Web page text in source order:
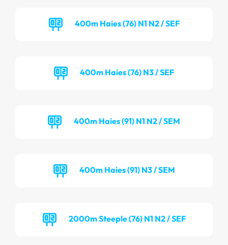
400m Haies (76) N1 N2 / SEF
400m Haies (76) N3 / SEF
400m Haies (91) N1 N2 / SEM
400m Haies (91) N3 / SEM
2000m Steeple (76) N1 N2 / SEF